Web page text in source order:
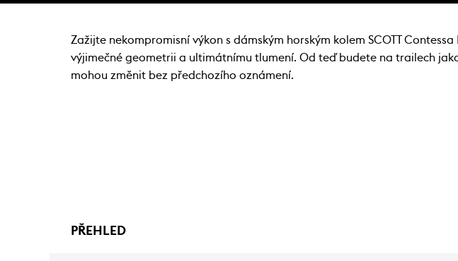
Zažijte nekompromisní výkon s dámským horským kolem SCOTT
výjimečné geometrii a ultimátnímu tlumení. Od teď budete na trailech
mohou změnit bez předchozího oznámení.
PŘEHLED